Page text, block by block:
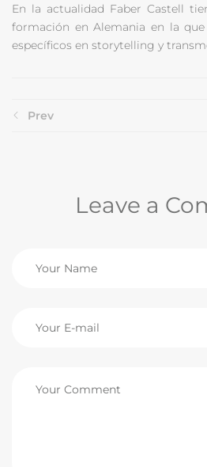
En la actualidad Faber Castell
formación en Alemania en la
específicos en storytelling y
Prev
Leave a